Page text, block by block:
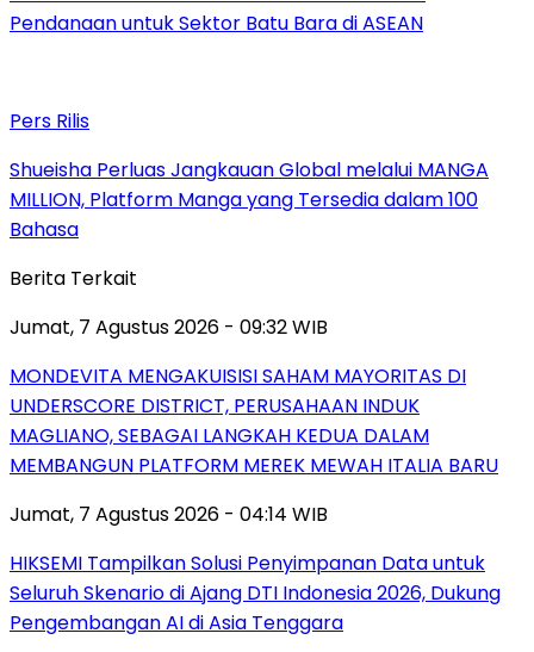
Pendanaan untuk Sektor Batu Bara di ASEAN
Pers Rilis
Shueisha Perluas Jangkauan Global melalui MANGA
MILLION, Platform Manga yang Tersedia dalam 100
Bahasa
Berita Terkait
Jumat, 7 Agustus 2026 - 09:32 WIB
MONDEVITA MENGAKUISISI SAHAM MAYORITAS DI
UNDERSCORE DISTRICT, PERUSAHAAN INDUK
MAGLIANO, SEBAGAI LANGKAH KEDUA DALAM
MEMBANGUN PLATFORM MEREK MEWAH ITALIA BARU
Jumat, 7 Agustus 2026 - 04:14 WIB
HIKSEMI Tampilkan Solusi Penyimpanan Data untuk
Seluruh Skenario di Ajang DTI Indonesia 2026, Dukung
Pengembangan AI di Asia Tenggara